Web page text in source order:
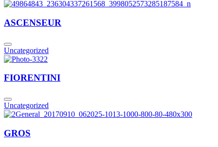
ASCENSEUR
Uncategorized
FIORENTINI
Uncategorized
GROS